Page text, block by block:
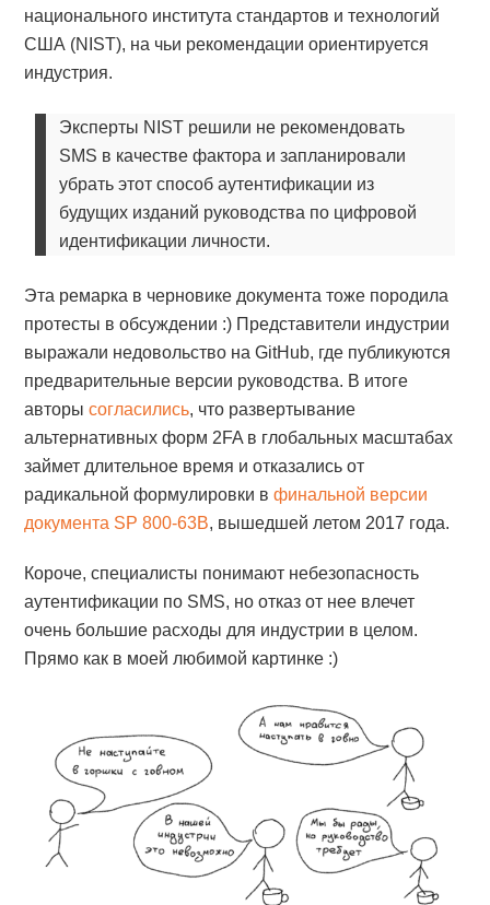
национального института стандартов и технологий
США (NIST), на чьи рекомендации ориентируется
индустрия.
Эксперты NIST решили не рекомендовать
SMS в качестве фактора и запланировали
убрать этот способ аутентификации из
будущих изданий руководства по цифровой
идентификации личности.
Эта ремарка в черновике документа тоже породила
протесты в обсуждении :) Представители индустрии
выражали недовольство на GitHub, где публикуются
предварительные версии руководства. В итоге
авторысогласились, что развертывание
альтернативных форм 2FA в глобальных масштабах
займет длительное время и отказались от
радикальной формулировки вфинальной версии
документа SP 800-63B, вышедшей летом 2017 года.
Короче, специалисты понимают небезопасность
аутентификации по SMS, но отказ от нее влечет
очень большие расходы для индустрии в целом.
Прямо как в моей любимой картинке :)